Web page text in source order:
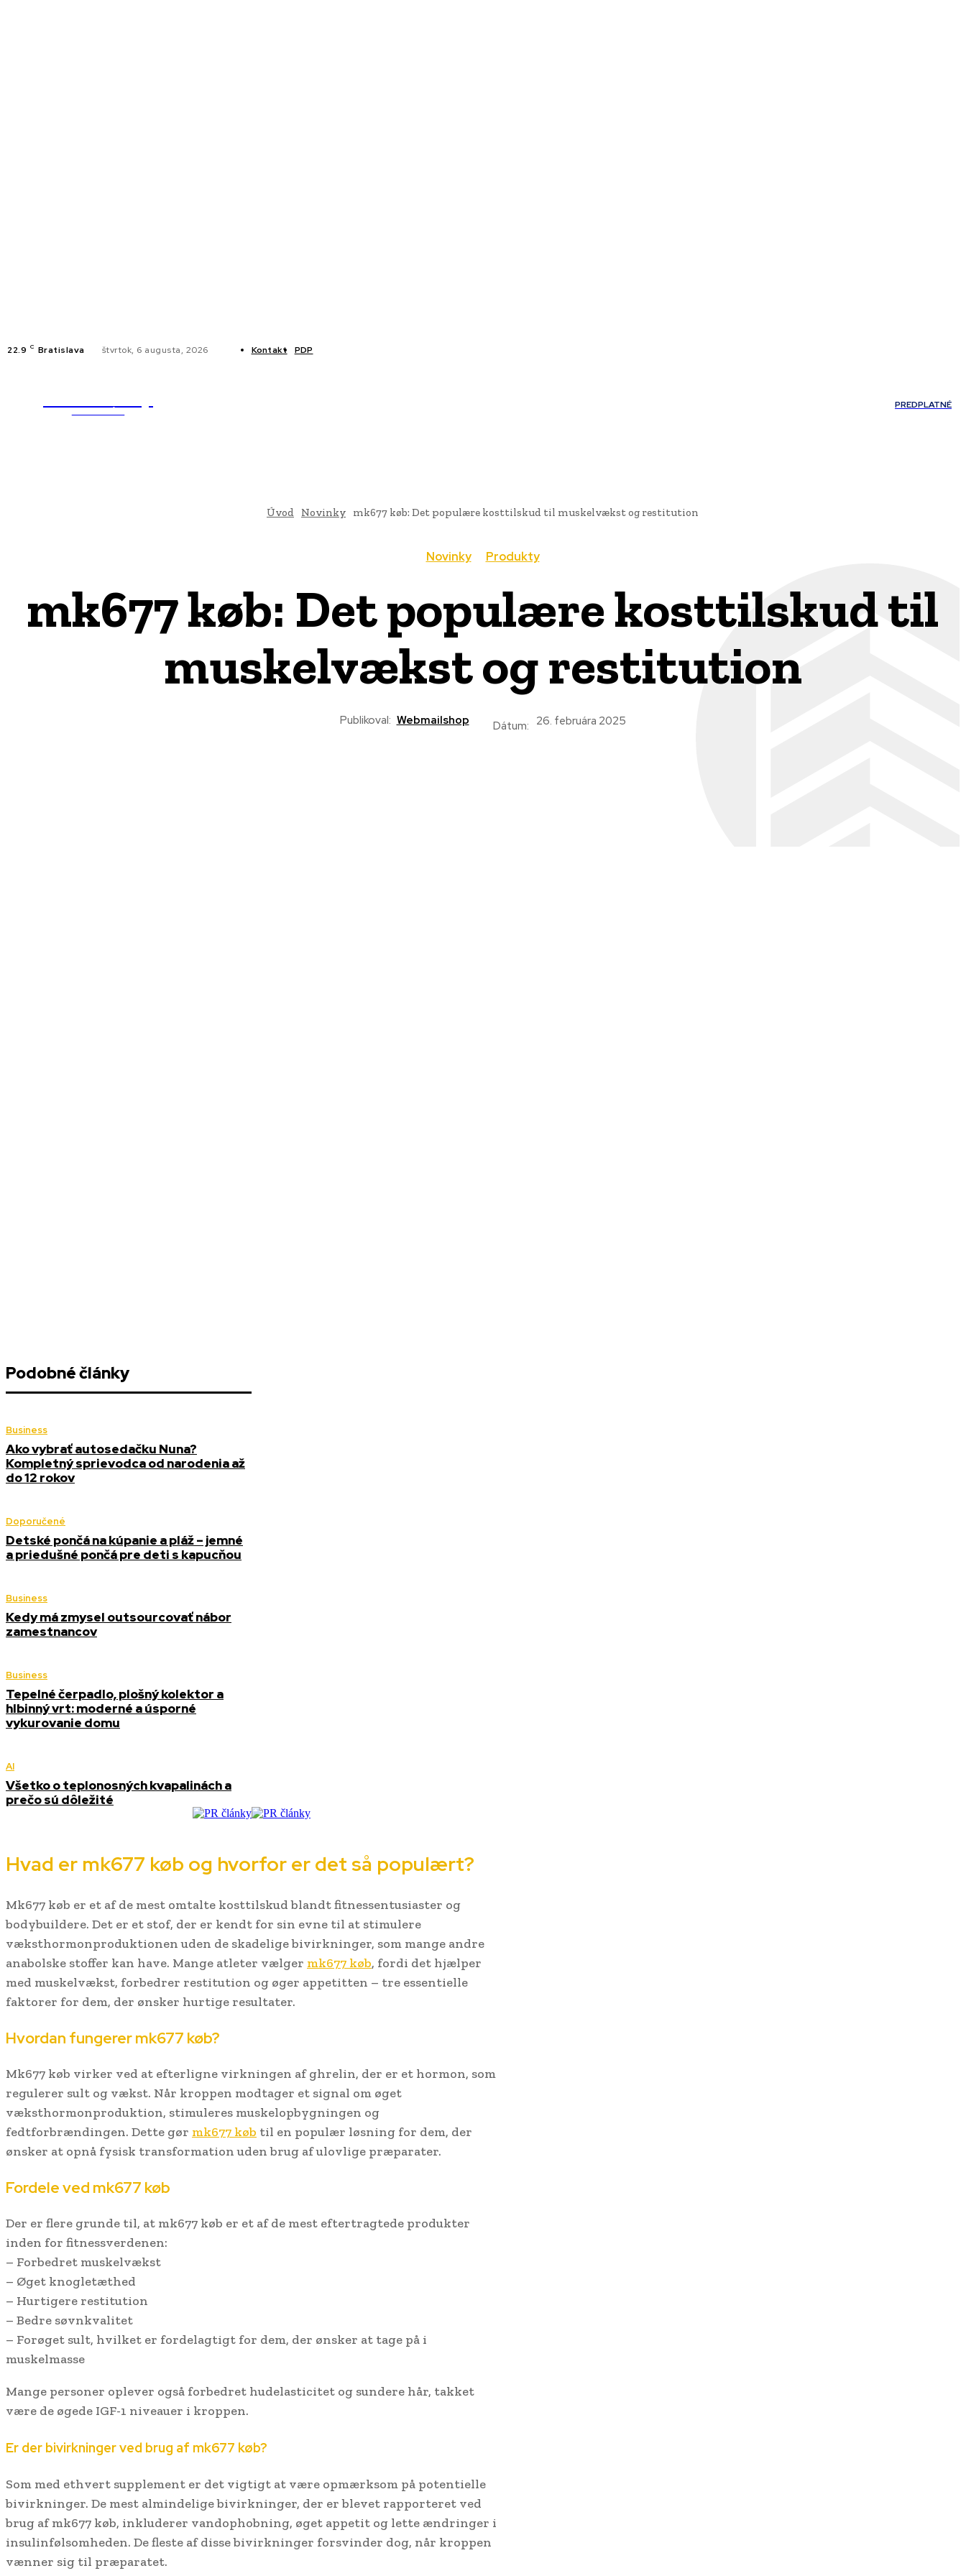
22.9 C Bratislava štvrtok, 6 augusta, 2026 Kontakt PDP
PREDPLATNÉ
Úvod Novinky mk677 køb: Det populære kosttilskud til muskelvækst og restitution
Novinky Produkty
mk677 køb: Det populære kosttilskud til
muskelvækst og restitution
Publikoval: Webmailshop Dátum: 26. februára 2025
Podobné články
Business
Ako vybrať autosedačku Nuna?
Kompletný sprievodca od narodenia až
do 12 rokov
Doporučené
Detské pončá na kúpanie a pláž – jemné
a priedušné pončá pre deti s kapucňou
Business
Kedy má zmysel outsourcovať nábor
zamestnancov
Business
Tepelné čerpadlo, plošný kolektor a
hlbinný vrt: moderné a úsporné
vykurovanie domu
AI
Všetko o teplonosných kvapalinách a
prečo sú dôležité
Hvad er mk677 køb og hvorfor er det så populært?
Mk677 køb er et af de mest omtalte kosttilskud blandt fitnessentusiaster og
bodybuildere. Det er et stof, der er kendt for sin evne til at stimulere
væksthormonproduktionen uden de skadelige bivirkninger, som mange andre
anabolske stoffer kan have. Mange atleter vælger mk677 køb, fordi det hjælper
med muskelvækst, forbedrer restitution og øger appetitten – tre essentielle
faktorer for dem, der ønsker hurtige resultater.
Hvordan fungerer mk677 køb?
Mk677 køb virker ved at efterligne virkningen af ghrelin, der er et hormon, som
regulerer sult og vækst. Når kroppen modtager et signal om øget
væksthormonproduktion, stimuleres muskelopbygningen og
fedtforbrændingen. Dette gør mk677 køb til en populær løsning for dem, der
ønsker at opnå fysisk transformation uden brug af ulovlige præparater.
Fordele ved mk677 køb
Der er flere grunde til, at mk677 køb er et af de mest eftertragtede produkter
inden for fitnessverdenen:
– Forbedret muskelvækst
– Øget knogletæthed
– Hurtigere restitution
– Bedre søvnkvalitet
– Forøget sult, hvilket er fordelagtigt for dem, der ønsker at tage på i
muskelmasse
Mange personer oplever også forbedret hudelasticitet og sundere hår, takket
være de øgede IGF-1 niveauer i kroppen.
Er der bivirkninger ved brug af mk677 køb?
Som med ethvert supplement er det vigtigt at være opmærksom på potentielle
bivirkninger. De mest almindelige bivirkninger, der er blevet rapporteret ved
brug af mk677 køb, inkluderer vandophobning, øget appetit og lette ændringer i
insulinfølsomheden. De fleste af disse bivirkninger forsvinder dog, når kroppen
vænner sig til præparatet.